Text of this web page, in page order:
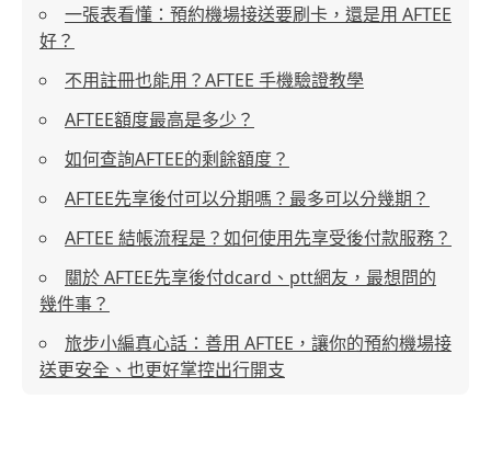
一張表看懂：預約機場接送要刷卡，還是用 AFTEE
好？
不用註冊也能用？AFTEE 手機驗證教學
AFTEE額度最高是多少？
如何查詢AFTEE的剩餘額度？
AFTEE先享後付可以分期嗎？最多可以分幾期？
AFTEE 結帳流程是？如何使用先享受後付款服務？
關於 AFTEE先享後付dcard、ptt網友，最想問的
幾件事？
旅步小編真心話：善用 AFTEE，讓你的預約機場接
送更安全、也更好掌控出行開支